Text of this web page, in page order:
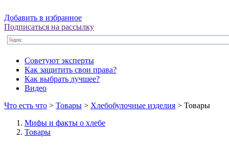
Добавить в избранное
Подписаться на рассылку
Советуют эксперты
Как защитить свои права?
Как выбрать лучшее?
Видео
Что есть что > Товары > Хлебобулочные изделия > Товары
Мифы и факты о хлебе
Товары